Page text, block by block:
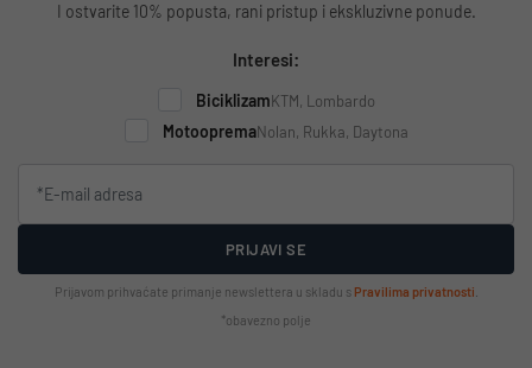
I ostvarite 10% popusta, rani pristup i ekskluzivne ponude.
Interesi:
BiciklizamKTM, Lombardo
MotoopremaNolan, Rukka, Daytona
PRIJAVI SE
Prijavom prihvaćate primanje newslettera u skladu s Pravilima privatnosti
*obavezno polje